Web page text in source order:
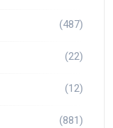
(487)
(22)
(12)
(881)